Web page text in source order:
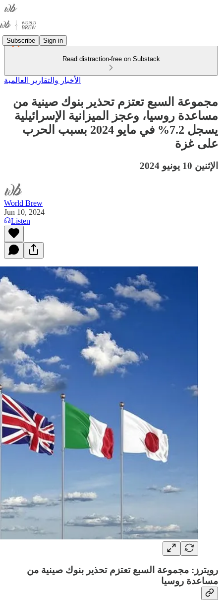
Subscribe Sign in
Read distraction-free on Substack
الأخبار والتقارير العالمية
مجموعة السبع تعتزم تحذير بنوك صينية من
مساعدة روسيا، وعجز الميزانية الإسرائيلية
يسجل 7.2% في مايو 2024 بسبب الحرب
على غزة
الإثنين 10 يونيو 2024
World Brew
Jun 10, 2024
Listen
رويترز: مجموعة السبع تعتزم تحذير بنوك صينية من
مساعدة روسيا